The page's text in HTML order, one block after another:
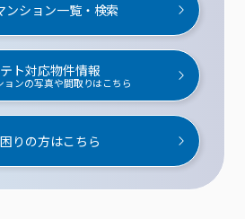
ンション一覧・検索
ト対応物件情報
ョンの写真や間取りはこちら
りの方はこちら